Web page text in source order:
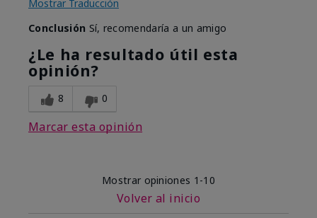
Mostrar Traducción
Conclusión Sí, recomendaría a un amigo
¿Le ha resultado útil esta
opinión?
8 0
Marcar esta opinión
Mostrar opiniones 1-10
Volver al inicio